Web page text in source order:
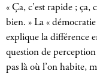
« Ça, c’est rapide ; ça,
bien. » La «
explique la différence
question de perception
pas là où l’on habite,